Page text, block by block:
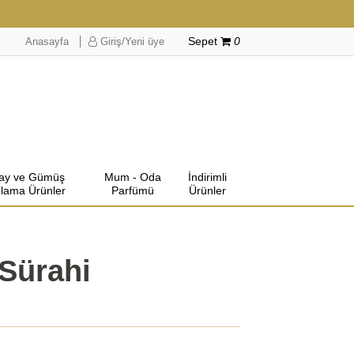
Anasayfa Giriş/Yeni üye Sepet 0
ve Gümüş
Ürünler
Mum - Oda
Parfümü
İndirimli
Ürünler